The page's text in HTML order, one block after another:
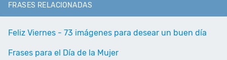
FRASES RELACIONADAS
Feliz Viernes - 73 imágenes para desear un buen día
Frases para el Día de la Mujer